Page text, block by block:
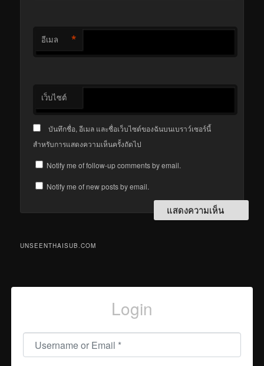
อีเมล *
เว็บไซต์
บันทึกชื่อ, อีเมล และชื่อเว็บไซต์ของฉันบนเบราว์เซอร์นี้
สำหรับการแสดงความเห็นครั้งถัดไป
Notify me of follow-up comments by email.
Notify me of new posts by email.
UNSEENTHAISUB.COM
Login
Username or Email